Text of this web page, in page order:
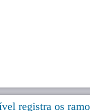
registra os